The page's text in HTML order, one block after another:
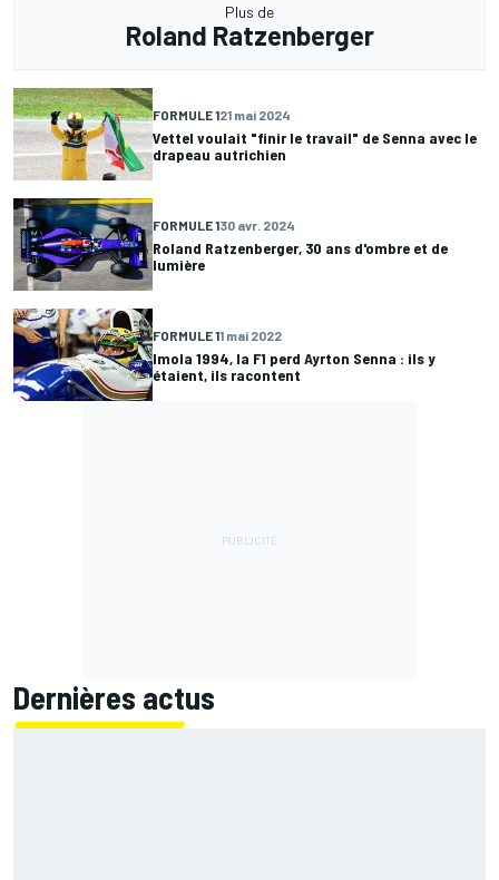
Plus de
Roland Ratzenberger
FORMULE 121 mai 2024
Vettel voulait "finir le travail" de Senna avec le
drapeau autrichien
FORMULE 130 avr. 2024
Roland Ratzenberger, 30 ans d'ombre et de
lumière
FORMULE 11 mai 2022
Imola 1994, la F1 perd Ayrton Senna : ils y
étaient, ils racontent
Dernières actus